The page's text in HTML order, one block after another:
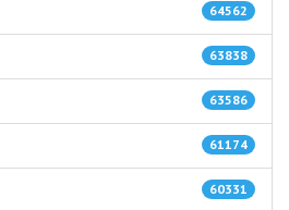
64562
63838
63586
61174
60331